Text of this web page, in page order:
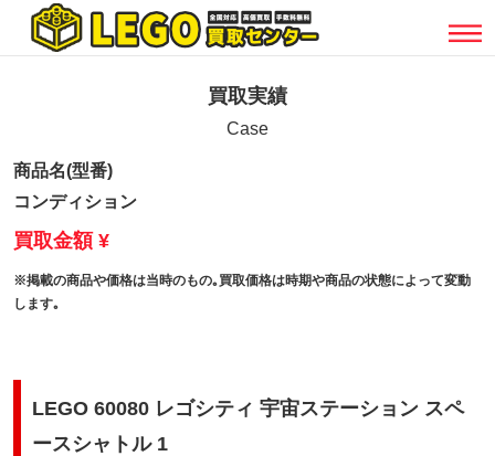
買取実績
Case
商品名(型番)
コンディション
買取金額 ¥
※掲載の商品や価格は当時のもの｡買取価格は時期や商品の状態によって変動
します｡
LEGO 60080 レゴシティ 宇宙ステーション スペ
ースシャトル 1